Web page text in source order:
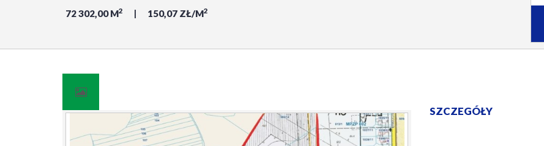
72 302,00 M2 150,07 ZŁ/M2
SZCZEGÓŁY